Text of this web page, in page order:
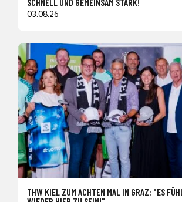
03.08.26
THW KIEL ZUM ACHTEN MAL IN GRAZ: "ES